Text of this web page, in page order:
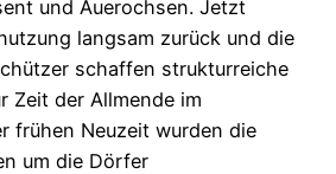
und Auerochsen. Jetzt
langsam zurück und die
schaffen strukturreiche
Zeit der Allmende im
frühen Neuzeit wurden die
um die Dörfer